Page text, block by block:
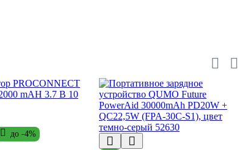
до -4%